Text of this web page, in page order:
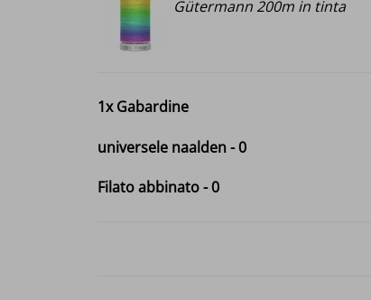
Gütermann 200m in tinta
1xGabardine
universele naalden-0
Filato abbinato-0